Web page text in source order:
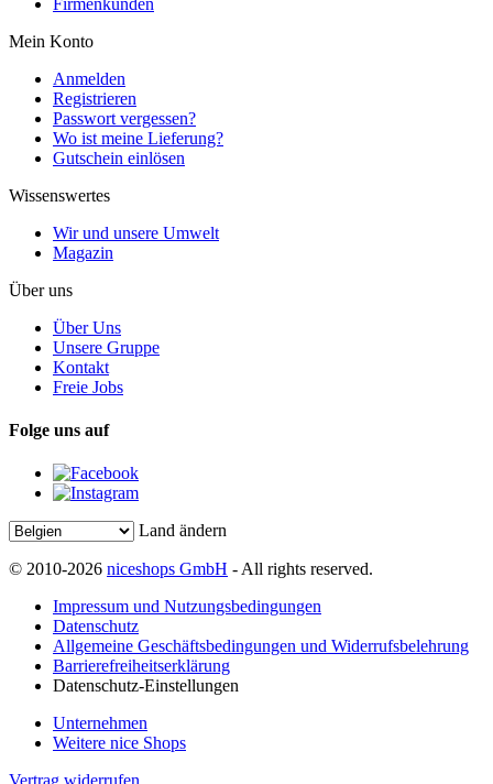
Mein Konto
Anmelden
Registrieren
Passwort vergessen?
Wo ist meine Lieferung?
Gutschein einlösen
Wissenswertes
Wir und unsere Umwelt
Magazin
Über uns
Über Uns
Unsere Gruppe
Kontakt
Freie Jobs
Folge uns auf
Land ändern
© 2010-2026 niceshops GmbH - All rights reserved.
Impressum und Nutzungsbedingungen
Datenschutz
Allgemeine Geschäftsbedingungen und Widerrufsbelehrung
Barrierefreiheitserklärung
Datenschutz-Einstellungen
Unternehmen
Weitere nice Shops